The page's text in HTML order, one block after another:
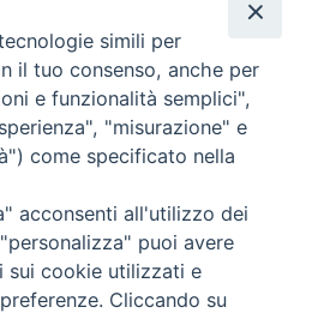
SCRIVICI
- P.iva 05125420280
i contributi pubblici all'editoria.
(Federazione Italiana Settimanali Cattolici)
Pubblicitaria) accettando il Codice
Comunicazione Commerciale.
registrata presso il Tribunale di Padova
al n. 37 del registro periodici.
simili per
il tuo consenso, anche per
e funzionalità semplici",
"misurazione" e
come specificato nella
acconsenti all'utilizzo dei
puoi avere
sui cookie utilizzati e
Cliccando su